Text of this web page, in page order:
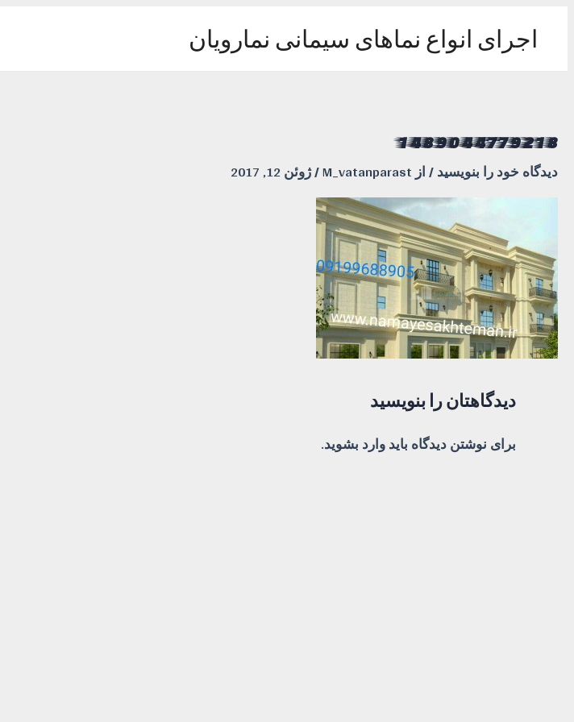
اجرای انواع نماهای سیمانی نمارویان
1489044779218
دیدگاه‌ خود را بنویسید/ ازM_vatanparast
/ژوئن 12, 2017
دیدگاهتان را بنویسید
برای نوشتن دیدگاه بایدوارد بشوید.